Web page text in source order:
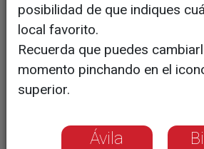
posibilidad de que indiques
local favorito.
Recuerda que puedes
momento pinchando en el
superior.
Ávila